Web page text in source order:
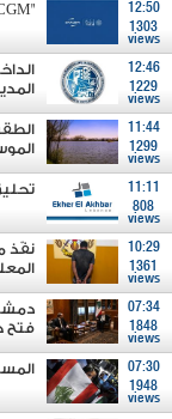
12:50
1303
views
"CMA CGM" تُنجز الاستحواذ على مجموعة فتّال
12:46
1229
views
11:44
1299
views
11:11
808
views
10:29
1361
views
نفّذ
07:34
1848
views
فتح
07:30
1948
views